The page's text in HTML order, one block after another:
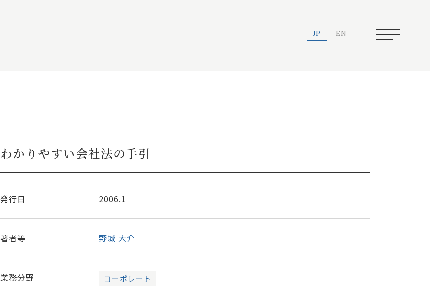
JP EN
わかりやすい会社法の手引
発行日 2006.1
著者等 野城 大介
業務分野 コーポレート